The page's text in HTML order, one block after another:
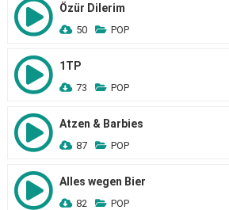
Özür Dilerim
50 POP
1TP
73 POP
Atzen & Barbies
87 POP
Alles wegen Bier
82 POP